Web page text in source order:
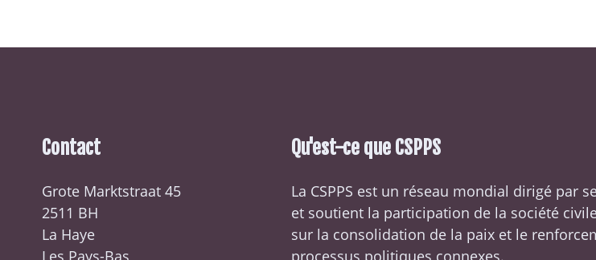
Contact
Grote Marktstraat 45
2511 BH
La Haye
Les Pays-Bas
Qu'est-ce que CSPPS
La CSPPS est un réseau mondial dirigé par
et soutient la participation de la société
sur la consolidation de la paix et le
processus politiques connexes.